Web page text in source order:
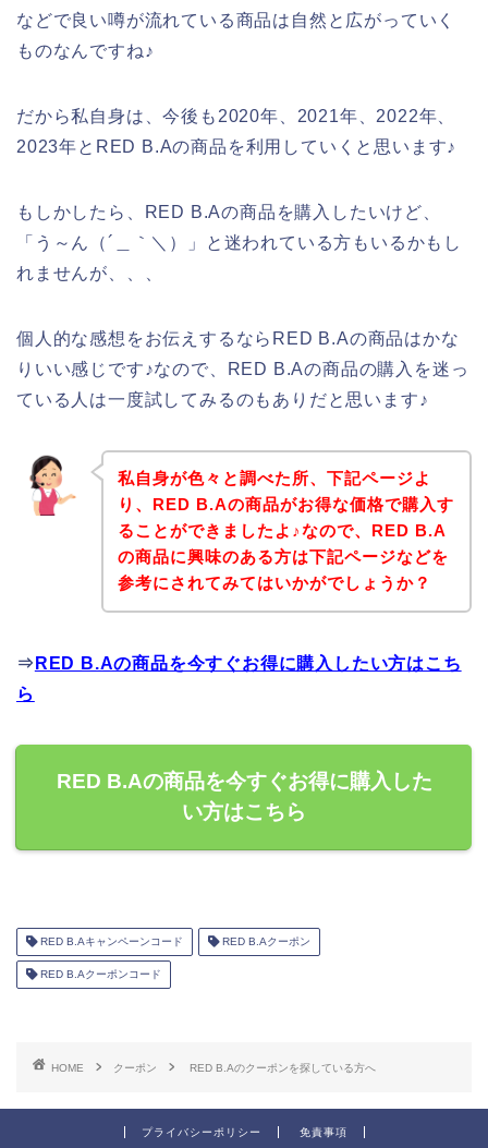
などで良い噂が流れている商品は自然と広がっていく
ものなんですね♪
だから私自身は、今後も2020年、2021年、2022年、
2023年とRED B.Aの商品を利用していくと思います♪
もしかしたら、RED B.Aの商品を購入したいけど、
「う～ん（´＿｀＼）」と迷われている方もいるかもし
れませんが、、、
個人的な感想をお伝えするならRED B.Aの商品はかな
りいい感じです♪なので、RED B.Aの商品の購入を迷っ
ている人は一度試してみるのもありだと思います♪
私自身が色々と調べた所、下記ページよ
り、RED B.Aの商品がお得な価格で購入す
ることができましたよ♪なので、RED B.A
の商品に興味のある方は下記ページなどを
参考にされてみてはいかがでしょうか？
⇒ RED B.Aの商品を今すぐお得に購入したい方はこち
ら
RED B.Aの商品を今すぐお得に購入した
い方はこちら
RED B.Aキャンペーンコード RED B.Aクーポン
RED B.Aクーポンコード
HOME クーポン RED B.Aのクーポンを探している方へ
プライバシーポリシー 免責事項